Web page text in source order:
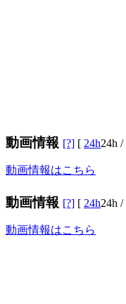
動画情報 [?] [ 24h24h /
動画情報はこちら
動画情報 [?] [ 24h24h /
動画情報はこちら